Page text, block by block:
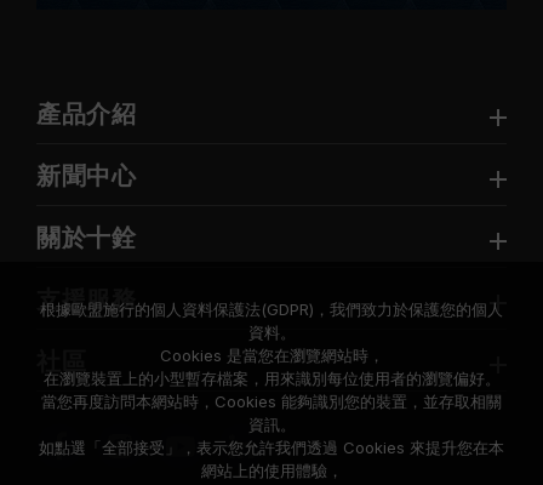
產品介紹
新聞中心
關於十銓
支援服務
根據歐盟施行的個人資料保護法(GDPR)，我們致力於保護您的個人
資料。
Cookies 是當您在瀏覽網站時，
在瀏覽裝置上的小型暫存檔案，用來識別每位使用者的瀏覽偏好。
當您再度訪問本網站時，Cookies 能夠識別您的裝置，並存取相關
資訊。
如點選「全部接受」，表示您允許我們透過 Cookies 來提升您在本
網站上的使用體驗，